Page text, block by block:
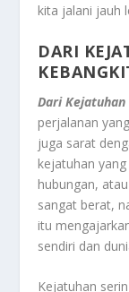
kita jalani jauh
DARI
Dari
perjalanan
juga sarat
kejatuhan
hubungan,
sangat berat,
itu
sendiri dan
Kejatuhan